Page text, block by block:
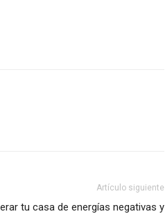
Artículo siguiente
tu casa de energías negativas y